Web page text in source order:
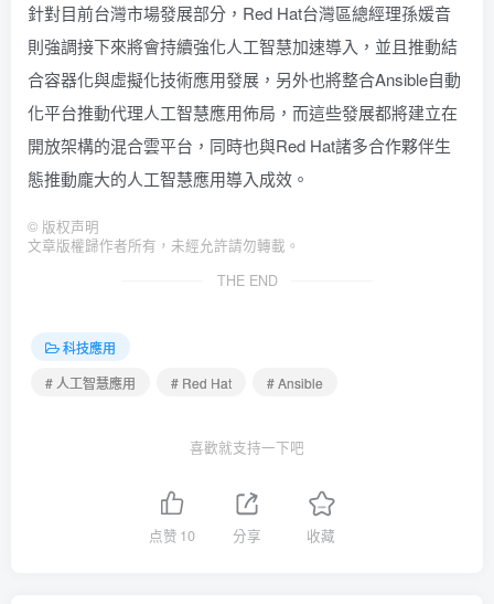
針對目前台灣市場發展部分，Red Hat台灣區總經理孫媛音
則強調接下來將會持續強化人工智慧加速導入，並且推動結
合容器化與虛擬化技術應用發展，另外也將整合Ansible自動
化平台推動代理人工智慧應用佈局，而這些發展都將建立在
開放架構的混合雲平台，同時也與Red Hat諸多合作夥伴生
態推動龐大的人工智慧應用導入成效。
© 版权声明
文章版權歸作者所有，未經允許請勿轉載。
THE END
科技應用
# 人工智慧應用
# Red Hat # Ansible
喜歡就支持一下吧
点赞 10 分享 收藏